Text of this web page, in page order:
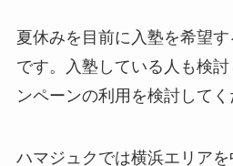
夏休みを目前に入塾を希望
です。入塾している人も検
ンペーンの利用を検討してく
ハマジュクでは横浜エリア